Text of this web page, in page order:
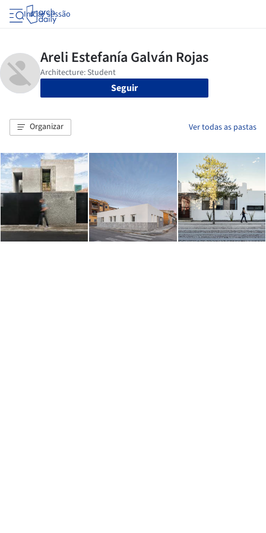
Iniciar sessão
Seguir
Organizar Ver todas as pastas